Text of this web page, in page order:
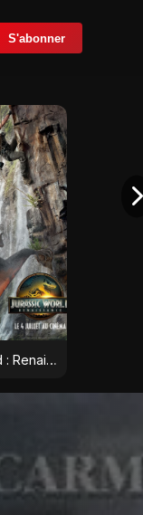
S'abonner
Jurassic World : Renaissance